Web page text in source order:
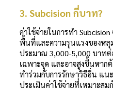
3. Subcision กี่บาท?
ค่าใช้จ่ายในการทำ
พื้นที่และความรุนแรงของหลุ
ประมาณ 3,000-5,000 บาทต่
เฉพาะจุด และอาจสูงขึ้นหาก
ทำร่วมกับการรักษาวิธีอื่น แ
ประเมินค่าใช้จ่ายที่เหมาะส